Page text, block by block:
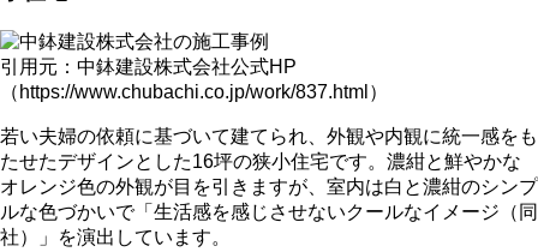
引用元：中鉢建設株式会社公式HP
（https://www.chubachi.co.jp/work/837.html）
若い夫婦の依頼に基づいて建てられ、外観や内観に統一感をも
たせたデザインとした16坪の狭小住宅です。濃紺と鮮やかな
オレンジ色の外観が目を引きますが、室内は白と濃紺のシンプ
ルな色づかいで「生活感を感じさせないクールなイメージ（同
社）」を演出しています。